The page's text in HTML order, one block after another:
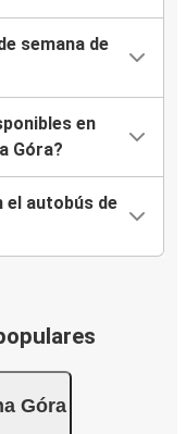
semana de
en
Góra?
el autobús de
Góra